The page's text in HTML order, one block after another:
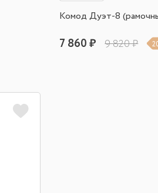
Комод Дуэт-8
7 860 ₽ 9 820 ₽